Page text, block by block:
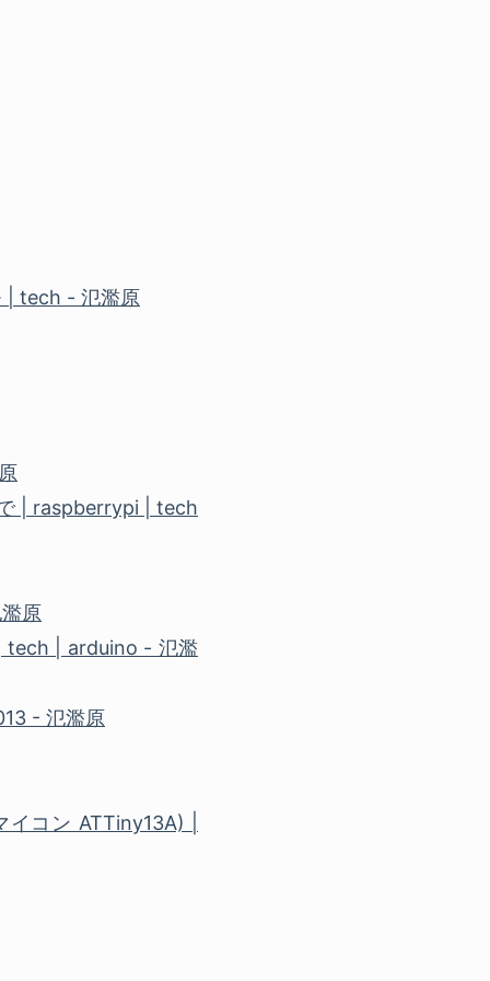
| tech - 氾濫原
| raspberrypi | tech
原
tech | arduino - 氾濫
- 氾濫原
コン ATTiny13A) |